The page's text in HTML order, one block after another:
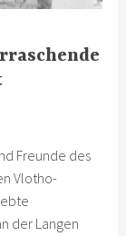
Freunde des
Vlotho-
der Langen